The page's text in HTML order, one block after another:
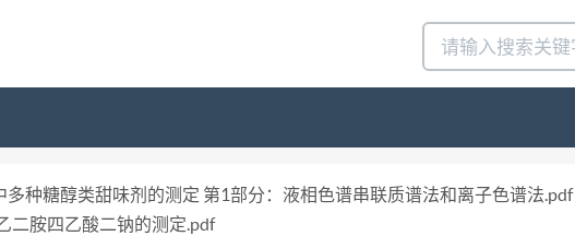
多种糖醇类甜味剂的测定 第1部分：液相色谱串联质谱法和离子色谱法.pdf
二胺四乙酸二钠的测定.pdf